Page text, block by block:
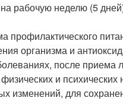
рабочую неделю (5
организма и
после приема
и психических
изменений, для